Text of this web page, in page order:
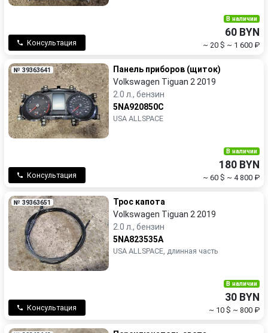
Консультация
В наличии
60 BYN
~ 20 $ ~ 1 600 ₽
№ 39363641
Панель приборов (щиток)
Volkswagen Tiguan 2 2019
2.0 л., бензин
5NA920850C
USA ALLSPACE
Консультация
В наличии
180 BYN
~ 60 $ ~ 4 800 ₽
№ 39363651
Трос капота
Volkswagen Tiguan 2 2019
2.0 л., бензин
5NA823535A
USA ALLSPACE, длинная часть
Консультация
В наличии
30 BYN
~ 10 $ ~ 800 ₽